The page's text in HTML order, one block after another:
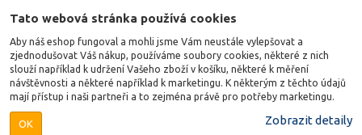
Tato webová stránka používá cookies
Aby náš eshop fungoval a mohli jsme Vám neustále vylepšovat a
zjednodušovat Váš nákup, používáme soubory cookies, některé z nich
slouží například k udržení Vašeho zboží v košíku, některé k měření
návštěvnosti a některé například k marketingu. K některým z těchto údajů
mají přístup i naši partneři a to zejména právě pro potřeby marketingu.
OK Zobrazit detaily